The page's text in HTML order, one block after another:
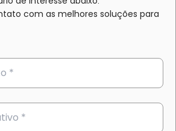
com as melhores soluções para